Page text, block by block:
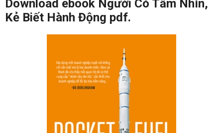
Download ebook Người Có Tầm Nhìn,
Kẻ Biết Hành Động pdf.